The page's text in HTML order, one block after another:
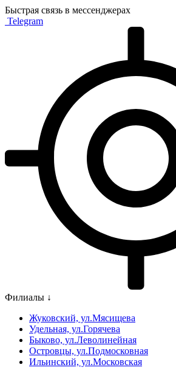
Быстрая связь в мессенджерах
Telegram
Филиалы ↓
Жуковский, ул.Мясищева
Удельная, ул.Горячева
Быково, ул.Леволинейная
Островцы, ул.Подмосковная
Ильинский, ул.Московская